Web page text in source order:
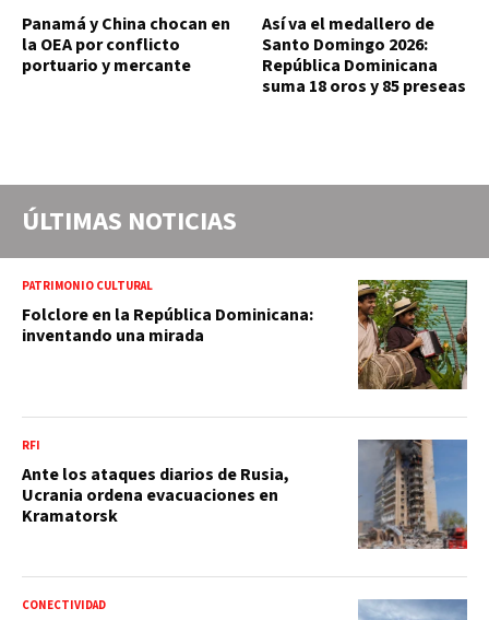
Panamá y China chocan en
la OEA por conflicto
portuario y mercante
Así va el medallero de
Santo Domingo 2026:
República Dominicana
suma 18 oros y 85 preseas
ÚLTIMAS NOTICIAS
PATRIMONIO CULTURAL
Folclore en la República Dominicana:
inventando una mirada
RFI
Ante los ataques diarios de Rusia,
Ucrania ordena evacuaciones en
Kramatorsk
CONECTIVIDAD